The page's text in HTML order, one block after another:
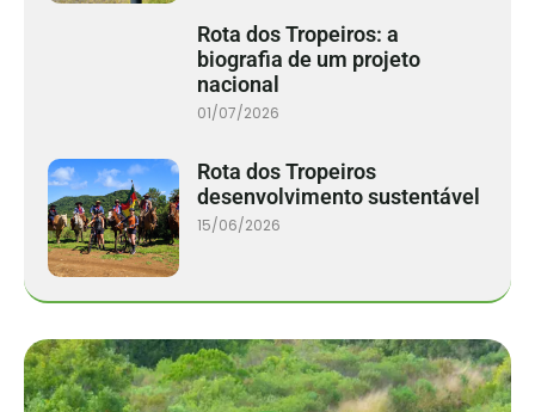
Rota dos Tropeiros: a
biografia de um projeto
nacional
01/07/2026
Rota dos Tropeiros
desenvolvimento sustentável
15/06/2026